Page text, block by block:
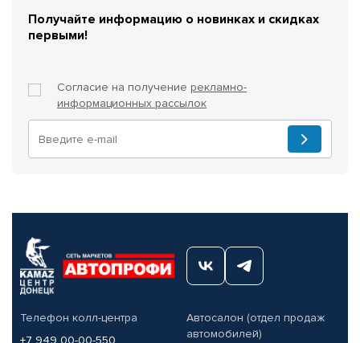
Получайте информацию о новинках и скидках
первыми!
Согласие на получение рекламно-
информационных рассылок
Телефон колл-центра
+7 949 00-00-550
Автосалон (отдел продаж
автомобилей)